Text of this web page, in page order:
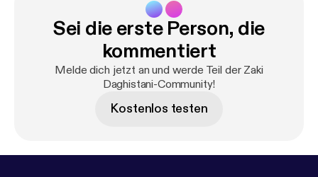
Sei die erste Person, die
kommentiert
Melde dich jetzt an und werde Teil der Zaki
Daghistani-Community!
Kostenlos testen